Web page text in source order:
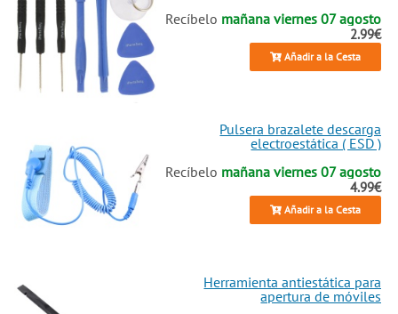
Recíbelo mañana viernes 07 agosto
2.99€
Añadir a la Cesta
Pulsera brazalete descarga
electroestática ( ESD )
Recíbelo mañana viernes 07 agosto
4.99€
Añadir a la Cesta
Herramienta antiestática para
apertura de móviles